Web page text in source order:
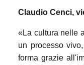
Claudio Cenci,
«La cultura nelle
un processo
forma grazie